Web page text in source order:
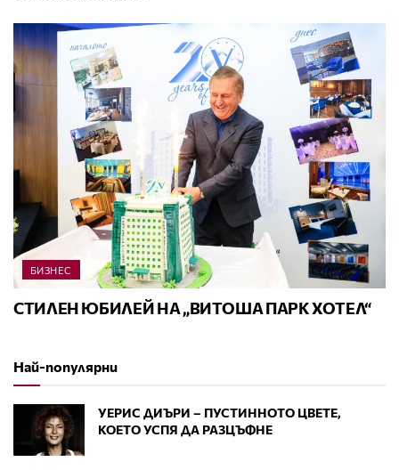
БИЗНЕС
СТИЛЕН ЮБИЛЕЙ НА „ВИТОША ПАРК ХОТЕЛ“
Най-популярни
УЕРИС ДИЪРИ – ПУСТИННОТО ЦВЕТЕ,
КОЕТО УСПЯ ДА РАЗЦЪФНЕ